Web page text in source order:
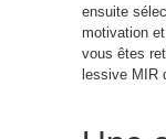
ensuite
motivation
vous êtes
lessive MIR